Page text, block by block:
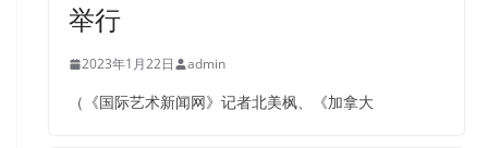
举行
2023年1月22日 admin
（《国际艺术新闻网》记者北美枫、《加拿大